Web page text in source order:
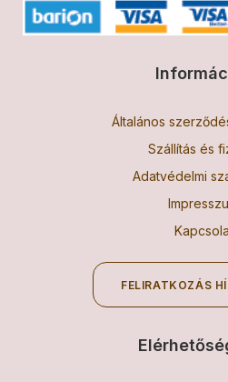
Általános
Szállítás és
Adatvédelmi
FELIRATKOZÁS